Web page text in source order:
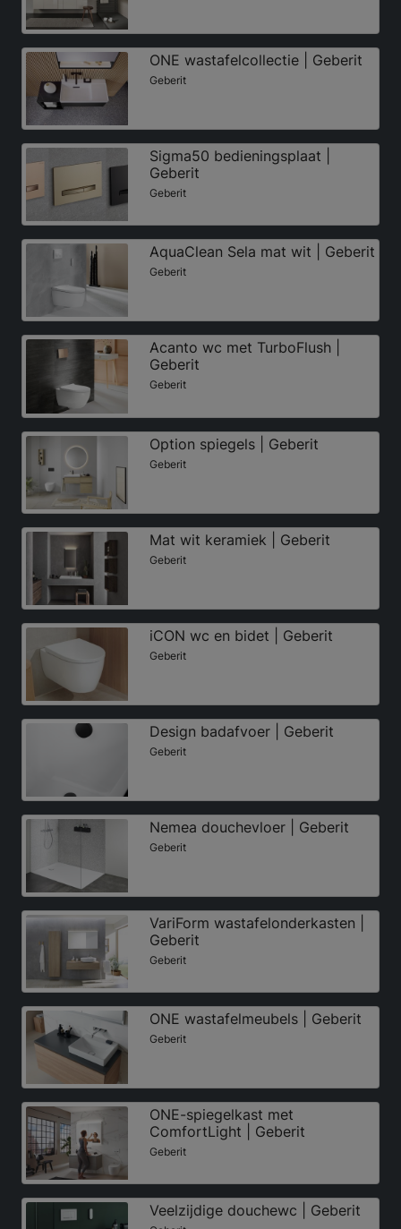
ONE wastafelcollectie | Geberit
Geberit
Sigma50 bedieningsplaat |
Geberit
Geberit
AquaClean Sela mat wit | Geberit
Geberit
Acanto wc met TurboFlush |
Geberit
Geberit
Option spiegels | Geberit
Geberit
Mat wit keramiek | Geberit
Geberit
iCON wc en bidet | Geberit
Geberit
Design badafvoer | Geberit
Geberit
Nemea douchevloer | Geberit
Geberit
VariForm wastafelonderkasten |
Geberit
Geberit
ONE wastafelmeubels | Geberit
Geberit
ONE-spiegelkast met
ComfortLight | Geberit
Geberit
Veelzijdige douchewc | Geberit